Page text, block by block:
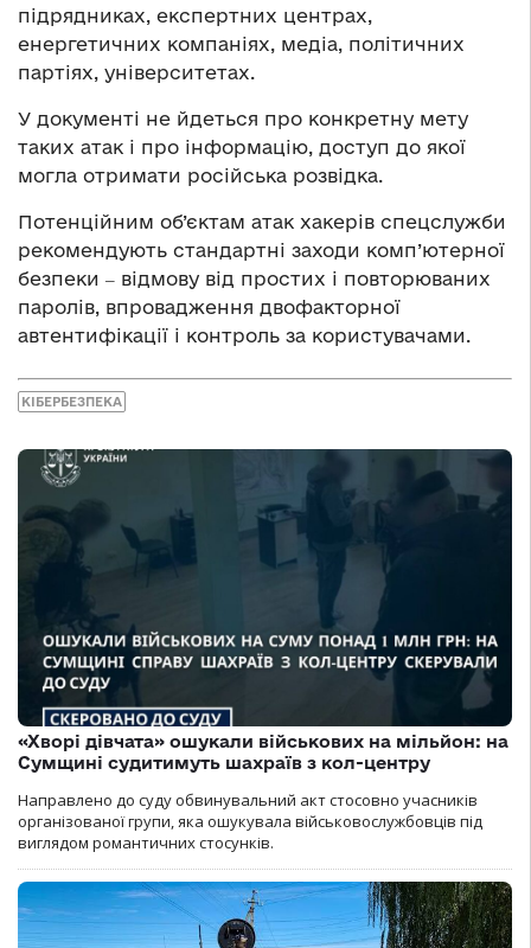
підрядниках, експертних центрах,
енергетичних компаніях, медіа, політичних
партіях, університетах.
У документі не йдеться про конкретну мету
таких атак і про інформацію, доступ до якої
могла отримати російська розвідка.
Потенційним об’єктам атак хакерів спецслужби
рекомендують стандартні заходи комп’ютерної
безпеки ‒ відмову від простих і повторюваних
паролів, впровадження двофакторної
автентифікації і контроль за користувачами.
КІБЕРБЕЗПЕКА
«Хворі дівчата» ошукали військових на мільйон: на
Сумщині судитимуть шахраїв з кол-центру
Направлено до суду обвинувальний акт стосовно учасників
організованої групи, яка ошукувала військовослужбовців під
виглядом романтичних стосунків.